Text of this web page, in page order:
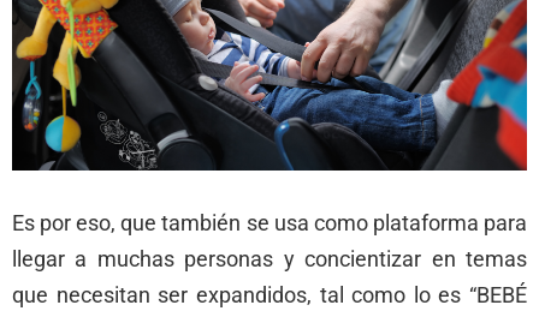
Es por eso, que también se usa como plataforma para
llegar a muchas personas y concientizar en temas
que necesitan ser expandidos, tal como lo es “BEBÉ